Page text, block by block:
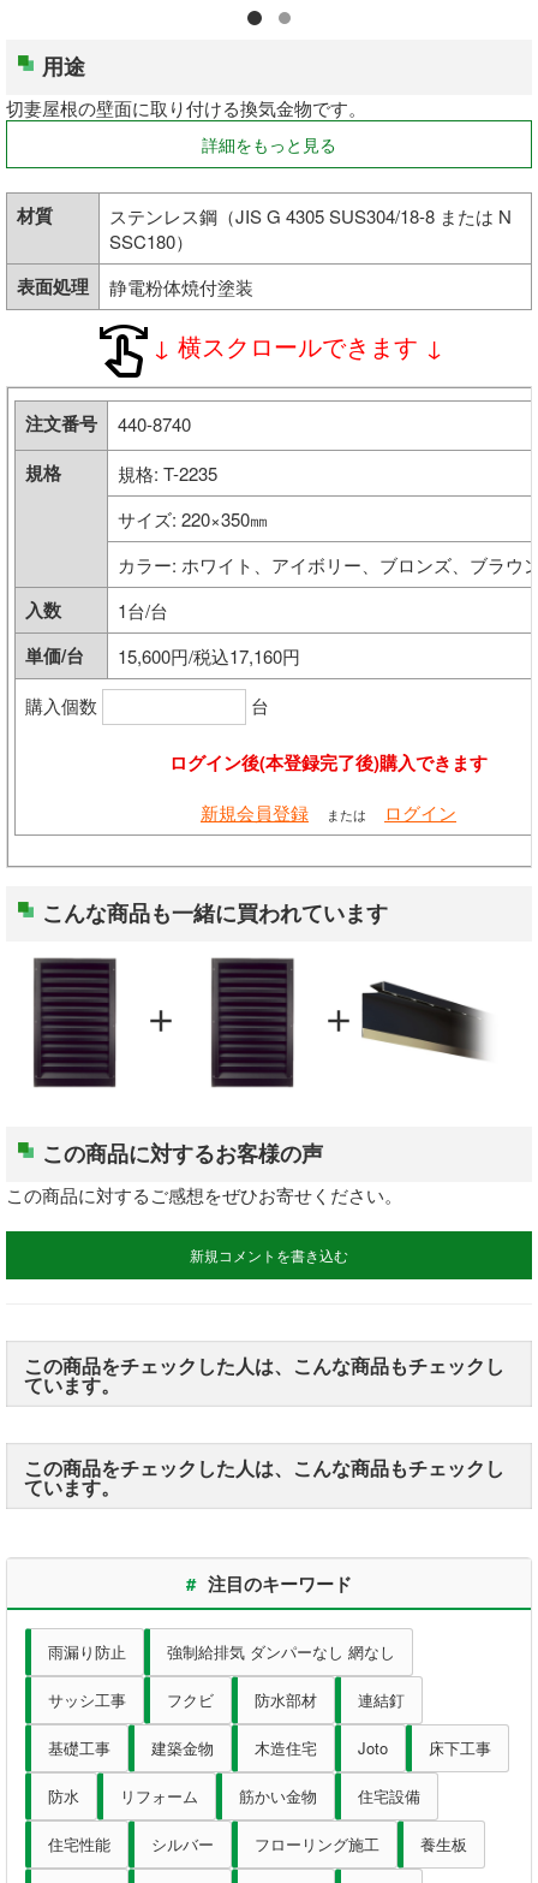
屋内用手すり
棚柱・収納
点検口・収納庫
内装部材
物干し
換気部材
通気部材
外装部材
アルミ型材
ポスト
現場用品
照明
充電工具
電動工具刃物
墨出器・距離計
大工道具
作業用品
ホーム
初めての方へ
会社案内
お支払い方法
用途
切妻屋根の壁面に取り付ける換気金物です。
詳細をもっと見る
材質
ステンレス鋼（JIS G 4305 SUS304/18-8 または N
SSC180）
表面処理 静電粉体焼付塗装
↓ 横スクロールできます ↓
注文番号 440-8740
規格
規格: T-2235
サイズ: 220×350㎜
カラー: ホワイト、アイボリー、ブロンズ、ブラウ
入数 1台/台
単価/台
15,600円/税込17,160円
購入個数
台
ログイン後(本登録完了後)購入できます
新規会員登録 または ログイン
こんな商品も一緒に買われています
add add
この商品に対するお客様の声
この商品に対するご感想をぜひお寄せください。
新規コメントを書き込む
この商品をチェックした人は、こんな商品もチェックし
ています。
この商品をチェックした人は、こんな商品もチェックし
ています。
# 注目のキーワード
雨漏り防止 強制給排気 ダンパーなし 網なし
サッシ工事 フクビ 防水部材 連結釘
基礎工事 建築金物 木造住宅 Joto 床下工事
防水 リフォーム 筋かい金物 住宅設備
住宅性能 シルバー フローリング施工 養生板